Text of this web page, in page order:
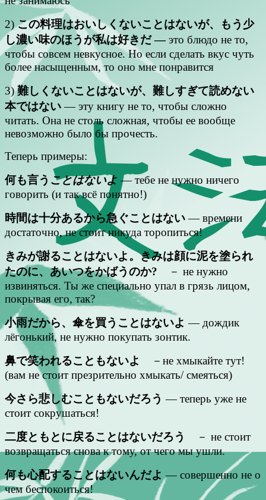
2)この料理はおいしくないことはないが、もう少
し濃い味のほうが私は好きだ —это блюдо не то,
чтобы совсем невкусное. Но если сделать вкус чуть
более насыщенным, то оно мне понравится
3)難しくないことはないが、難しすぎて読めない
本ではない— эту книгу не то, чтобы сложно
читать. Она не столь сложная, чтобы ее вообще
невозможно было бы прочесть.
Теперь примеры:
何も言う ことはないよ — тебе не нужно ничего
говорить (и так всё понятно!)
時間は十分あるから急ぐことはない— времени
достаточно, не стоит никуда торопиться!
きみが謝ることはないよ。きみは顔に泥を塗られ
たのに、あいつをかばうのか? － не нужно
извиняться. Ты же специально упал в грязь лицом,
покрывая его, так?
小雨だから、傘を買うことはないよ — дождик
лёгонький, не нужно покупать зонтик.
鼻で笑われることもないよ
－не хмыкайте тут!
(вам не стоит презрительно хмыкать/ смеяться)
今さら悲しむこともないだろう — теперь уже не
стоит сокрушаться!
二度ともとに戻ることはないだろう
－ не стоит
возвращаться снова к тому, от чего мы ушли.
何も心配することはないんだよ — совершенно не о
чем беспокоиться!